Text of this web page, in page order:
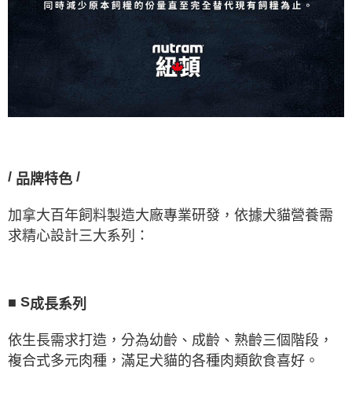
/ 品牌特色 /
加拿大百年飼料製造大廠專業研發，依據犬貓營養需
求精心設計三大系列：
■ S成長系列
依生長需求打造，分為幼齡、成齡、熟齡三個階段，
複合式多元肉種，滿足犬貓的各種肉類飲食喜好。